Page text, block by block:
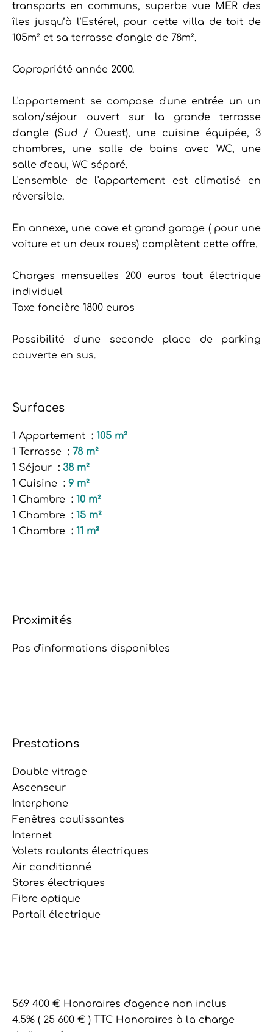
transports en communs, superbe vue MER des
îles jusqu’à l’Estérel, pour cette villa de toit de
105m² et sa terrasse d'angle de 78m².
Copropriété année 2000.
L'appartement se compose d'une entrée un un
salon/séjour ouvert sur la grande terrasse
d'angle (Sud / Ouest), une cuisine équipée, 3
chambres, une salle de bains avec WC, une
salle d'eau, WC séparé.
L'ensemble de l'appartement est climatisé en
réversible.
En annexe, une cave et grand garage ( pour une
voiture et un deux roues) complètent cette offre.
Charges mensuelles 200 euros tout électrique
individuel
Taxe foncière 1800 euros
Possibilité d'une seconde place de parking
couverte en sus.
Surfaces
1 Appartement
105 m²
1 Terrasse
78 m²
1 Séjour
38 m²
1 Cuisine
9 m²
1 Chambre
10 m²
1 Chambre
15 m²
1 Chambre
11 m²
Proximités
Pas d'informations disponibles
Prestations
Double vitrage
Ascenseur
Interphone
Fenêtres coulissantes
Internet
Volets roulants électriques
Air conditionné
Stores électriques
Fibre optique
Portail électrique
569 400 € Honoraires d'agence non inclus
4.5% ( 25 600 € ) TTC Honoraires à la charge